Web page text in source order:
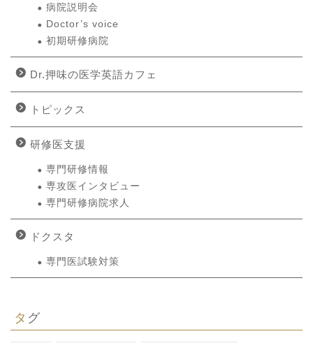
病院説明会
Doctor’s voice
初期研修病院
Dr.押味の医学英語カフェ
トピックス
研修医支援
専門研修情報
専攻医インタビュー
専門研修病院求人
ドクスタ
専門医試験対策
タグ